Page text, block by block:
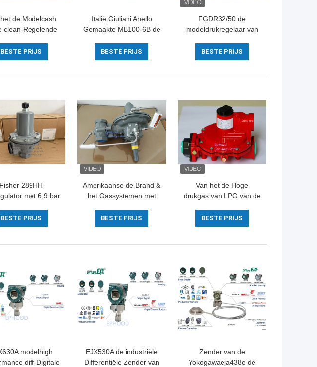
de Modelcash
clean-Regelende
Materiaal
het Bronslichaam
BESTE PRIJS
Italië Giuliani Anello
Gemaakte MB100-6B de
Aluminiumlpg met
Afgesloten Klep
BESTE PRIJS
FGDR32/50 de
modeldrukregelaar van
Gebouwd in Filter Italië
Giuliani Gemaakte Anello
BESTE PRIJS
Fisher 289HH
met 6,9 bar
psi veerbereik en
BESTE PRIJS
Amerikaanse de Brand &
het Gassystemen met
van Fisher Gas Pressure
Regulator For
BESTE PRIJS
Van het de Hoge
drukgas van LPG van de
R622H de
Regelgeversgebruik voor
levensuur
BESTE PRIJS
modelhigh
diff-Digitale
EJX530A de industriële
Differentiële Zender van
Zender van de
Yokogawaeja438e de